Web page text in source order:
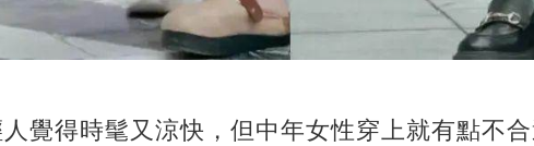
覺得時髦又涼快，但中年女性穿上就有點不